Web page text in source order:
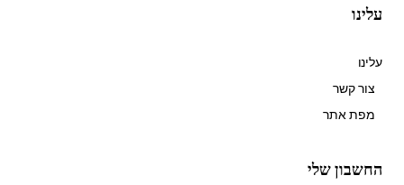
עלינו
עלינו
צור קשר
מפת אתר
החשבון שלי